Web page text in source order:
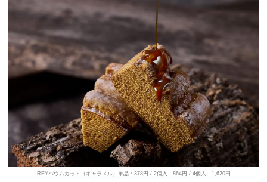
REYバウムカット（キャラメル）単品：378円 / 2個入：864円 / 4個入：1,620円